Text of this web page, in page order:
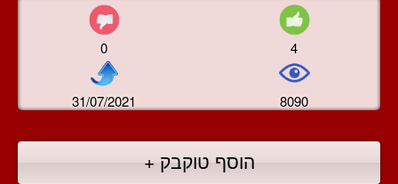
0 4
31/07/2021 8090
הוסף טוקבק +